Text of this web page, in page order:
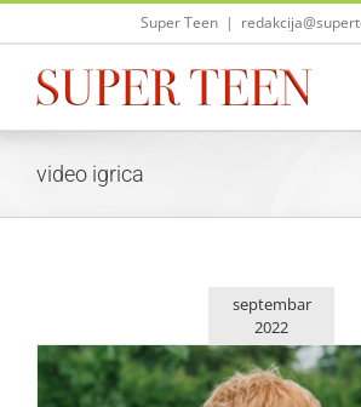
Skip
Super Teen |
video igrica
septembar
2022